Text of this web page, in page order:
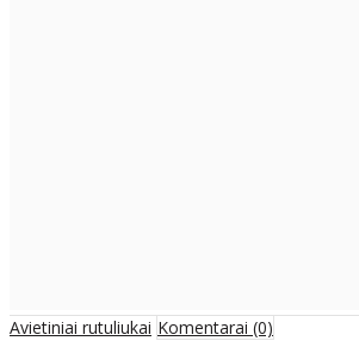
Avietiniai rutuliukai Komentarai (0)